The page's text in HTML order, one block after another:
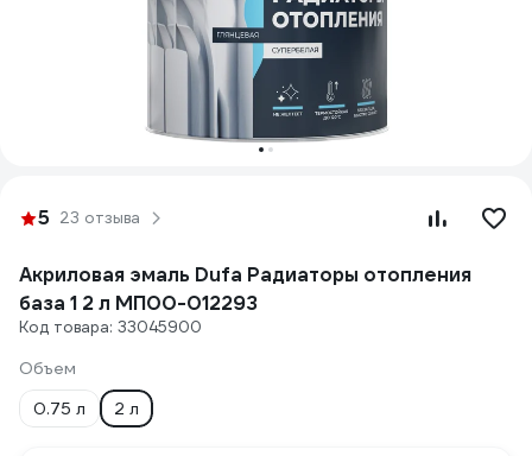
5 23 отзыва
Акриловая эмаль Dufa Радиаторы отопления
база 1 2 л МП00-012293
Код товара: 33045900
Объем
0.75 л
2 л